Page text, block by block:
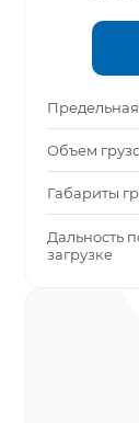
Объем
Габариты
Дальность
загрузке